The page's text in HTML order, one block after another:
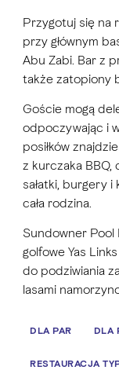
Przygotuj się na
przy głównym
Abu Zabi. Bar z
także zatopiony
Goście mogą
odpoczywając i
posiłków
z kurczaka BBQ,
sałatki, burgery
cała rodzina.
Sundowner Pool
golfowe Yas
do podziwiania
lasami
DLA PAR DLA
RESTAURACJA